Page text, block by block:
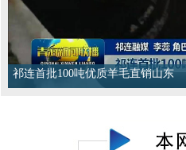
【大美短视频·这就是青海】茫崖